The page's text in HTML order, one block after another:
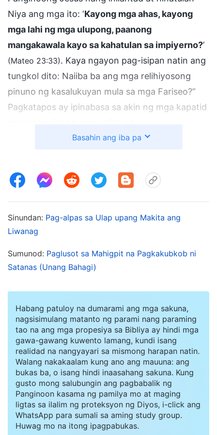
Niya ang mga ito: ‘Kayong mga ahas, kayong
mga lahi ng mga ulupong, paanong
mangakawala kayo sa kahatulan sa impiyerno?’
(Mateo 23:33). Kaya ngayon pag-isipan natin ang
tungkol dito: Naiiba ba ang mga relihiyosong
pinuno ng kasalukuyan mula sa mga Fariseo?”
Pagkatapos ay ipinabasa sa akin ng mga kapatid
Makapangyarihang Diyos: “Mayroong mga
wala ni isa sa kanila ang nakauunawa sa layunin
ng gawain ng Diyos. Wala ni isa sa kanila ang
nakakilala sa Diyos, lalong wala ni isa sa kanila
ang nakaayon sa
ay nagpapakataas upang pangaralan ang Diyos.
dala-dala nila ang Kanyang bandila. Sinasabi
nilang sila ay nananampalataya sa Diyos, subalit
kumakain pa rin sila ng laman at umiinom ng
dugo ng tao. Ang lahat ng ganitong tao ay mga
diyablong lumalamon sa kaluluwa ng tao, mga
pinunong demonyo na sadyang humahadlang sa
mga sumusubok na tumapak sa tamang landas,
at mga balakid na nakasasagabal sa mga
naghahanap sa Diyos. Sila ay tila may
Basahin ang iba pa
Sinundan: Pag-alpas sa Ulap upang Makita ang
Liwanag
Sumunod: Paglusot sa Mahigpit na Pagkakubkob ni
Satanas (Unang Bahagi)
Habang patuloy na dumarami ang mga sakuna,
nagsisimulang matanto ng parami nang paraming
tao na ang mga propesiya sa Bibliya ay hindi mga
gawa-gawang kuwento lamang, kundi isang
realidad na nangyayari sa mismong harapan natin.
Walang nakakaalam kung ano ang mauuna: ang
bukas ba, o isang hindi inaasahang sakuna. Kung
gusto mong salubungin ang pagbabalik ng
Panginoon kasama ng pamilya mo at maging
ligtas sa ilalim ng proteksyon ng Diyos, i-click ang
WhatsApp para sumali sa aming study group.
Huwag mo na itong ipagpabukas.